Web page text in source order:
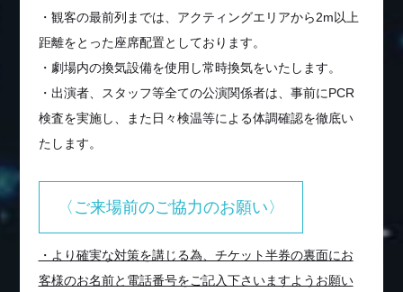
・観客の最前列までは、アクティングエリアから2m以上
距離をとった座席配置としております。
・劇場内の換気設備を使用し常時換気をいたします。
・出演者、スタッフ等全ての公演関係者は、事前にPCR
検査を実施し、また日々検温等による体調確認を徹底い
たします。
〈ご来場前のご協力のお願い〉
・より確実な対策を講じる為、チケット半券の裏面にお
客様のお名前と電話番号をご記入下さいますようお願い